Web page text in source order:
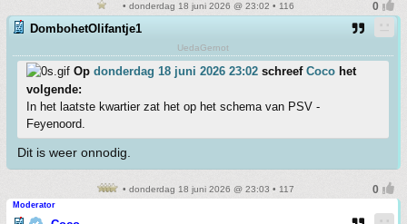
• donderdag 18 juni 2026 @ 23:02 • 116
DombohetOlifantje1
UedaGernot
Op donderdag 18 juni 2026 23:02 schreef Coco het
volgende:
In het laatste kwartier zat het op het schema van PSV -
Feyenoord.
Dit is weer onnodig.
• donderdag 18 juni 2026 @ 23:03 • 117
Moderator